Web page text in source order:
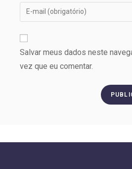
Salvar meus dados neste
vez que eu comentar.